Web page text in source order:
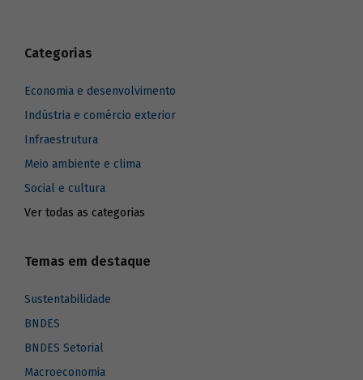
Categorias
Economia e desenvolvimento
Indústria e comércio exterior
Infraestrutura
Meio ambiente e clima
Social e cultura
Ver todas as categorias
Temas em destaque
Sustentabilidade
BNDES
BNDES Setorial
Macroeconomia